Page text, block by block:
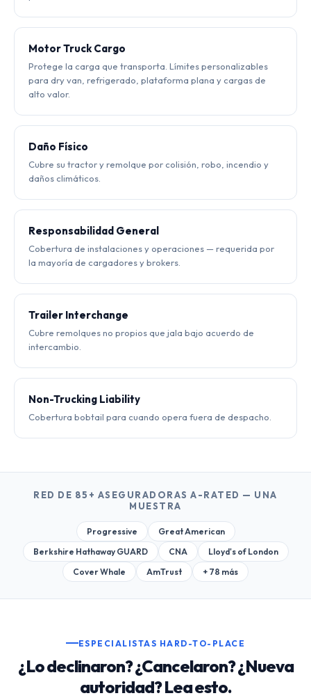
Motor Truck Cargo
Protege la carga que transporta. Límites personalizables
para dry van, refrigerado, plataforma plana y cargas de
alto valor.
Daño Físico
Cubre su tractor y remolque por colisión, robo, incendio y
daños climáticos.
Responsabilidad General
Cobertura de instalaciones y operaciones — requerida por
la mayoría de cargadores y brokers.
Trailer Interchange
Cubre remolques no propios que jala bajo acuerdo de
intercambio.
Non-Trucking Liability
Cobertura bobtail para cuando opera fuera de despacho.
RED DE 85+ ASEGURADORAS A-RATED — UNA
MUESTRA
Progressive
Great American
Berkshire Hathaway GUARD
CNA
Lloyd's of London
Cover Whale
AmTrust + 78 más
ESPECIALISTAS HARD-TO-PLACE
¿Lo declinaron? ¿Cancelaron? ¿Nueva
autoridad? Lea esto.